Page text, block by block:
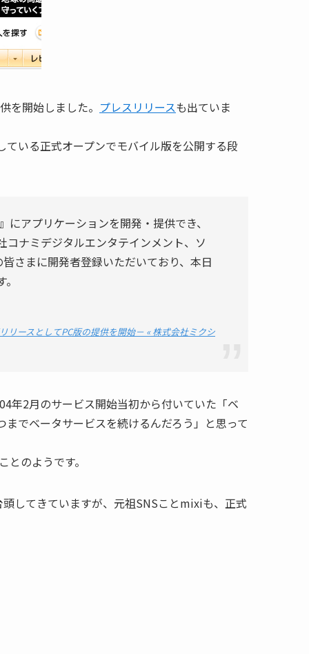
開始しました。 プレスリリースも出ていま
いる正式オープンでモバイル版を公開する段
アプリケーションを開発・提供でき、
ナミデジタルエンタテインメント、ソ
さまに開発者登録いただいており、本日
ースとしてPC版の提供を開始－ « 株式会社ミクシ
年2月のサービス開始当初から付いていた「ベ
でベータサービスを続けるんだろう」と思って
のようです。
してきていますが、元祖SNSことmixiも、正式